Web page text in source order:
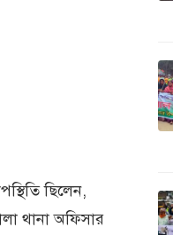
ছিলেন,
থানা অফিসার